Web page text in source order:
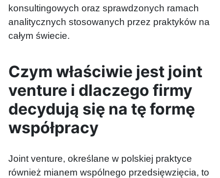
konsultingowych oraz sprawdzonych ramach
analitycznych stosowanych przez praktyków na
całym świecie.
Czym właściwie jest joint
venture i dlaczego firmy
decydują się na tę formę
współpracy
Joint venture, określane w polskiej praktyce
również mianem wspólnego przedsięwzięcia, to